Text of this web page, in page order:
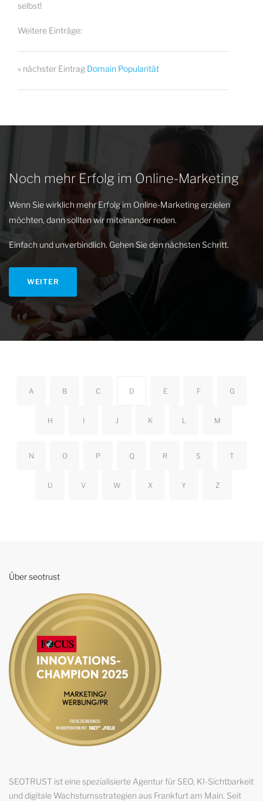
selbst!
Weitere Einträge:
» nächster Eintrag Domain Popularität
Noch mehr Erfolg im Online-Marketing
Wenn Sie wirklich mehr Erfolg im Online-Marketing erzielen
möchten, dann sollten wir miteinander reden.
Einfach und unverbindlich. Gehen Sie den nächsten Schritt.
WEITER
A B C D E F G
H I J K L M
N O P Q R S T
U V W X Y Z
Über seotrust
SEOTRUST ist eine spezialisierte Agentur für SEO, KI-Sichtbarkeit
und digitale Wachstumsstrategien aus Frankfurt am Main. Seit